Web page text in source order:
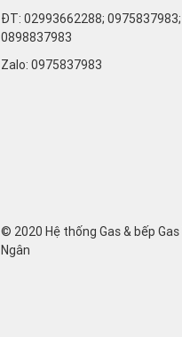
ĐT: 02993662288; 0975837983;
0898837983
Zalo: 0975837983
© 2020 Hệ thống Gas & bếp
Ngân